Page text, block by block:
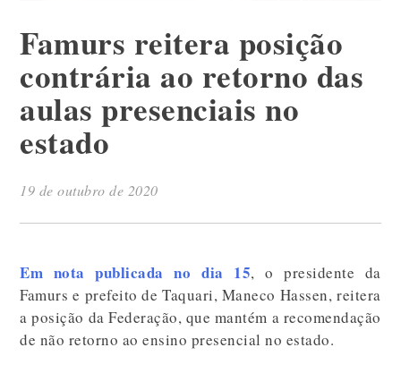
Famurs reitera posição
contrária ao retorno das
aulas presenciais no
estado
19 de outubro de 2020
Em nota publicada no dia 15, o presidente da
Famurs e prefeito de Taquari, Maneco Hassen, reitera
a posição da Federação, que mantém a recomendação
de não retorno ao ensino presencial no estado.